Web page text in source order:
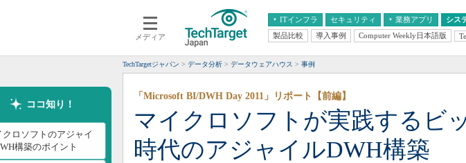
メディア
ITインフラ
クラウド
スマートモバイル
ネットワーク
システム運用管理
セキュリティ 業務アプリ
エンタープライズAI
ERP
CX
情報系システム
シス
経営とIT 医療IT
製品比較 導入事例 Computer Weekly日本語版
TechTargetジャパン データ分析 データウェアハウス 事例
ココ知り！
クロソフトのアジャイ
構築のポイント
マイクロソフトが実践するビ
時代のアジャイルDWH構築
「Microsoft BI/DWH Day 2011」リポート【前編】